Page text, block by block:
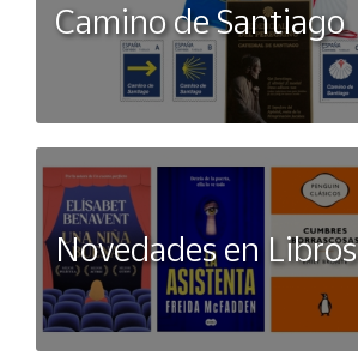
Camino de Santiago
Novedades en Libros